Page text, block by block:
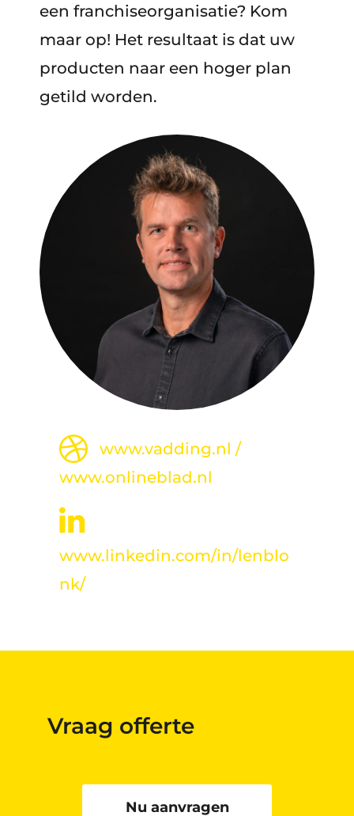
een franchiseorganisatie? Kom
maar op! Het resultaat is dat uw
producten naar een hoger plan
getild worden.
www.vadding.nl /
www.onlineblad.nl
www.linkedin.com/in/lenblo
nk/
Vraag offerte
Nu aanvragen